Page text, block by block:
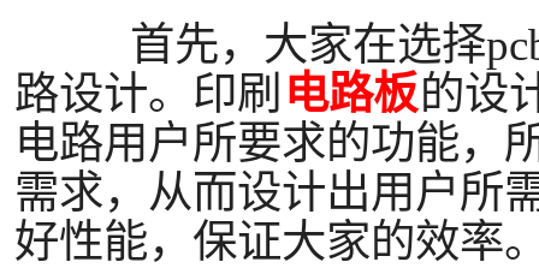
首先，大家在选择
路设计。印刷 电路板的设
电路用户所要求的功能，
需求，从而设计出用户所
好性能，保证大家的效率